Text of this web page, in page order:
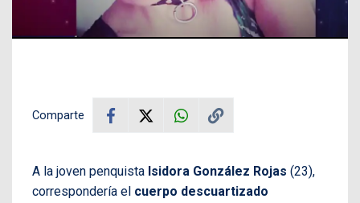
Comparte
A la joven penquista Isidora González Rojas (23),
correspondería el cuerpo descuartizado